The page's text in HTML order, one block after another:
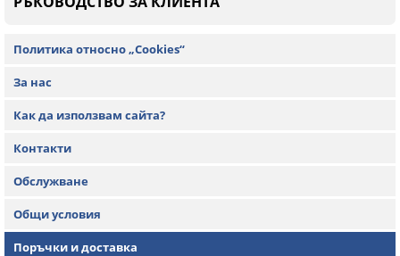
Политика относно „Cookies“
За нас
Как да използвам сайта?
Контакти
Обслужване
Общи условия
Поръчки и доставка